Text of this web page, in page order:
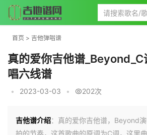
首页 > 吉他弹唱谱
真的爱你吉他谱_Beyond_C
唱六线谱
• 2023-03-03 • 202次
吉他谱介绍：真的爱你吉他谱，Beyond
拍的节奏，这首歌曲的原调为C调，这里